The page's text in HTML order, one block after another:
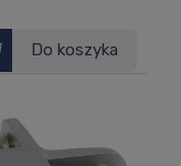
Do koszyka